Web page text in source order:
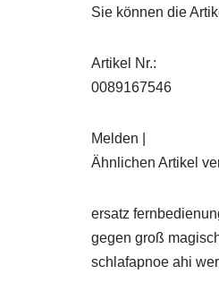
Sie können die
Artikel Nr.:
0089167546
Melden |
Ähnlichen Artikel
ersatz
gegen groß
schlafapnoe ahi